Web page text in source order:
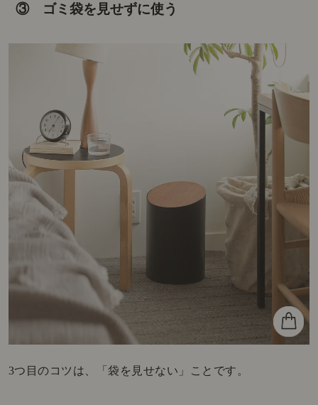
③ ゴミ袋を見せずに使う
3つ目のコツは、「袋を見せない」ことです。